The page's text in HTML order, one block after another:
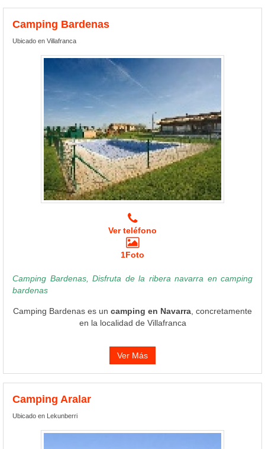
Camping Bardenas
Ubicado en Villafranca
Ver teléfono
1Foto
Camping Bardenas, Disfruta de la ribera navarra en camping
bardenas
Camping Bardenas es un camping en Navarra , concretamente
en la localidad de Villafranca
Ver Más
Camping Aralar
Ubicado en Lekunberri